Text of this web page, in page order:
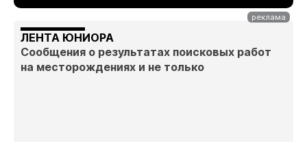
ЛЕНТА ЮНИОРА
Сообщения о результатах поисковых работ
на месторождениях и не только